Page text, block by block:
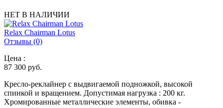
НЕТ В НАЛИЧИИ
Relax Chairman Lotus
Отзывы (0)
Цена :
87 300 руб.
Кресло-реклайнер с выдвигаемой подножкой, высокой
спинкой и вращением. Допустимая нагрузка : 200 кг.
Хромированные металлические элементы, обивка -